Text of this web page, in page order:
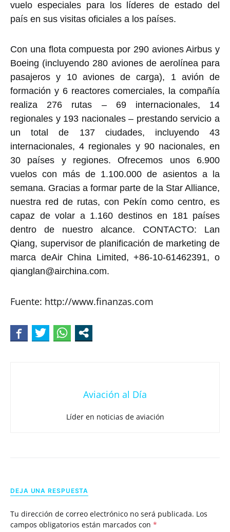
vuelo especiales para los líderes de estado del
país en sus visitas oficiales a los países.
Con una flota compuesta por 290 aviones Airbus y
Boeing (incluyendo 280 aviones de aerolínea para
pasajeros y 10 aviones de carga), 1 avión de
formación y 6 reactores comerciales, la compañía
realiza 276 rutas – 69 internacionales, 14
regionales y 193 nacionales – prestando servicio a
un total de 137 ciudades, incluyendo 43
internacionales, 4 regionales y 90 nacionales, en
30 países y regiones. Ofrecemos unos 6.900
vuelos con más de 1.100.000 de asientos a la
semana. Gracias a formar parte de la Star Alliance,
nuestra red de rutas, con Pekín como centro, es
capaz de volar a 1.160 destinos en 181 países
dentro de nuestro alcance. CONTACTO: Lan
Qiang, supervisor de planificación de marketing de
marca deAir China Limited, +86-10-61462391, o
qianglan@airchina.com.
Fuente: http://www.finanzas.com
Aviación al Día
Líder en noticias de aviación
DEJA UNA RESPUESTA
Tu dirección de correo electrónico no será publicada. Los
campos obligatorios están marcados con *